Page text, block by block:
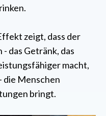
zeigt, dass der
das Getränk, das
macht,
die Menschen
bringt.